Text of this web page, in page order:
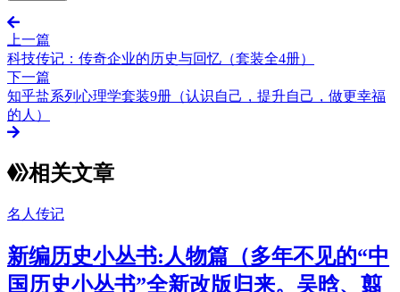
上一篇
科技传记：传奇企业的历史与回忆（套装全4册）
下一篇
知乎盐系列心理学套装9册（认识自己，提升自己，做更幸福
的人）
相关文章
名人传记
新编历史小丛书:人物篇（多年不见的“中
国历史小丛书”全新改版归来。吴晗、翦